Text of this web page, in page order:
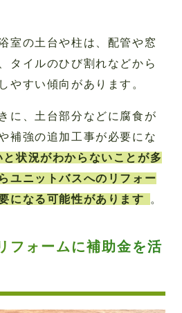
室の土台や柱は、配管や窓
タイルのひび割れなどから
やすい傾向があります。
に、土台部分などに腐食が
補強の追加工事が必要にな
と状況がわからないことが多
ユニットバスへのリフォー
になる可能性があります
。
フォームに補助金を活